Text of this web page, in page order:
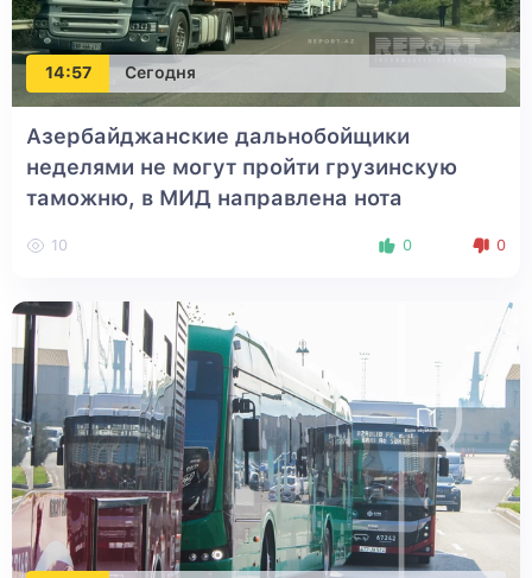
14:57 Сегодня
Азербайджанские дальнобойщики
неделями не могут пройти грузинскую
таможню, в МИД направлена нота
10 0 0